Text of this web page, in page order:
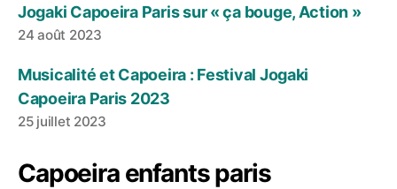
Jogaki Capoeira Paris sur « ça bouge, Action »
24 août 2023
Musicalité et Capoeira : Festival Jogaki
Capoeira Paris 2023
25 juillet 2023
Capoeira enfants paris